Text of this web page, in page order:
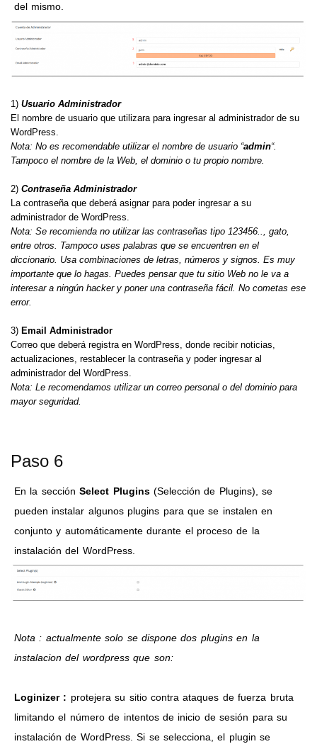
del mismo.
1) Usuario Administrador
El nombre de usuario que utilizara para ingresar al administrador de su
WordPress.
Nota: No es recomendable utilizar el nombre de usuario “admin“.
Tampoco el nombre de la Web, el dominio o tu propio nombre.
2) Contraseña Administrador
La contraseña que deberá asignar para poder ingresar a su
administrador de WordPress.
Nota: Se recomienda no utilizar las contraseñas tipo 123456.., gato,
entre otros. Tampoco uses palabras que se encuentren en el
diccionario. Usa combinaciones de letras, números y signos. Es muy
importante que lo hagas. Puedes pensar que tu sitio Web no le va a
interesar a ningún hacker y poner una contraseña fácil. No cometas ese
error.
3) Email Administrador
Correo que deberá registra en WordPress, donde recibir noticias,
actualizaciones, restablecer la contraseña y poder ingresar al
administrador del WordPress.
Nota: Le recomendamos utilizar un correo personal o del dominio para
mayor seguridad.
Paso 6
En la secciónSelect Plugins(Selección de Plugins), se
pueden instalar algunos plugins para que se instalen en
conjunto y automáticamente durante el proceso de la
instalación del WordPress.
Nota : actualmente solo se dispone dos plugins en la
instalacion del wordpress que son:
Loginizer : protejera su sitio contra ataques de fuerza bruta
limitando el número de intentos de inicio de sesión para su
instalación de WordPress. Si se selecciona, el plugin se